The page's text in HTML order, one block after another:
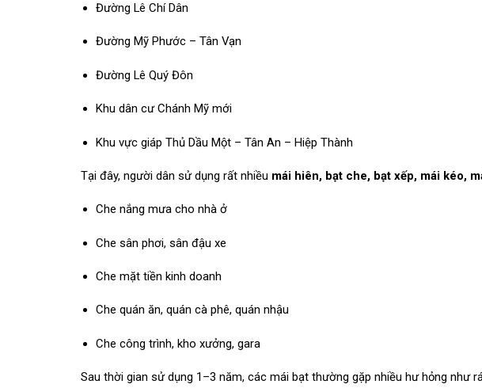
Đường Lê Chí Dân
Đường Mỹ Phước – Tân Vạn
Đường Lê Quý Đôn
Khu dân cư Chánh Mỹ mới
Khu vực giáp Thủ Dầu Một – Tân An – Hiệp Thành
Tại đây, người dân sử dụng rất nhiều mái hiên, bạt che, bạt xếp, mái kéo,
Che nắng mưa cho nhà ở
Che sân phơi, sân đậu xe
Che mặt tiền kinh doanh
Che quán ăn, quán cà phê, quán nhậu
Che công trình, kho xưởng, gara
Sau thời gian sử dụng 1–3 năm, các mái bạt thường gặp nhiều hư hỏng như